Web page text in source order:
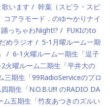
います
幹葉（スピラ・スピ
コアラモード．のゆ〜かりナイ
っちゃわNight!?
FUKIのto
めラジオ
5-1月曜ルーム一期
6-1火曜ルーム一期生「逗子
火曜ルーム二期生「平井大の
三期生「99RadioServiceのプロ
期生「N.O.B.U!!! のRADIO DA
ム五期生「竹友あつきのズルい